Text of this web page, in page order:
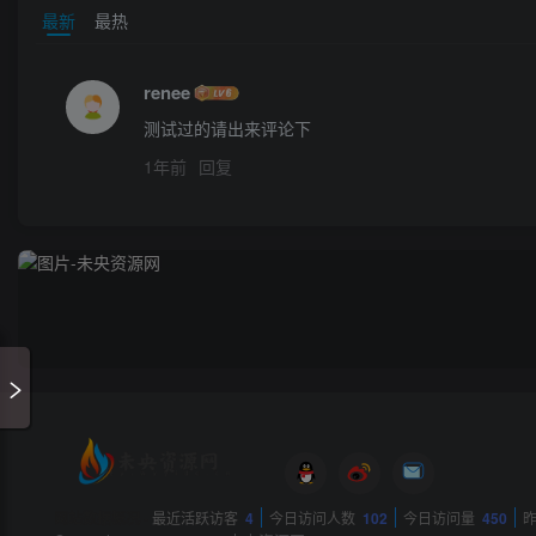
最新 最热
renee
测试过的请出来评论下
1年前 回复
最近活跃访客 4 今日访问人数 102 今日访问量 450